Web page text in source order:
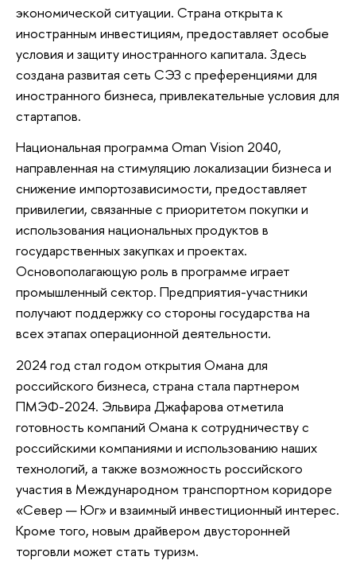
экономической ситуации. Страна открыта к
иностранным инвестициям, предоставляет особые
условия и защиту иностранного капитала. Здесь
создана развитая сеть СЭЗ с преференциями для
иностранного бизнеса, привлекательные условия для
стартапов.
Национальная программа Oman Vision 2040,
направленная на стимуляцию локализации бизнеса и
снижение импортозависимости, предоставляет
привилегии, связанные с приоритетом покупки и
использования национальных продуктов в
государственных закупках и проектах.
Основополагающую роль в программе играет
промышленный сектор. Предприятия-участники
получают поддержку со стороны государства на
всех этапах операционной деятельности.
2024 год стал годом открытия Омана для
российского бизнеса, страна стала партнером
ПМЭФ-2024. Эльвира Джафарова отметила
готовность компаний Омана к сотрудничеству с
российскими компаниями и использованию наших
технологий, а также возможность российского
участия в Международном транспортном коридоре
«Север — Юг» и взаимный инвестиционный интерес.
Кроме того, новым драйвером двусторонней
торговли может стать туризм.